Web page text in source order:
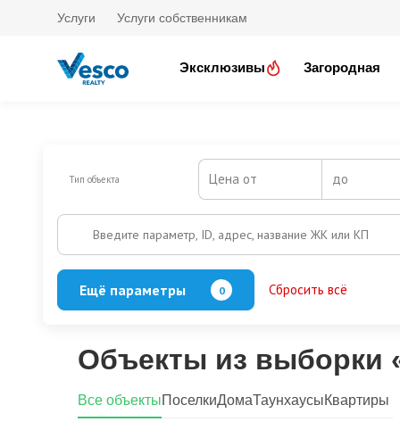
Услуги Услуги собственникам
Эксклюзивы Загородная
Тип объекта Цена от до
Введите параметр, ID, адрес, название ЖК или КП
Ещё параметры 0 Сбросить всё
Объекты из выборки
Все объектыПоселкиДомаТаунхаусыКвартиры